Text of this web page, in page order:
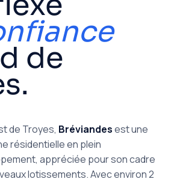
de
de Troyes, Bréviandesest une
résidentielle en plein
appréciée pour son cadre
lotissements. Avec environ 2